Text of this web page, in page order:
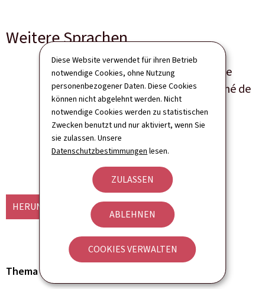
Diese Website verwendet für ihren Betrieb
notwendige Cookies, ohne Nutzung
personenbezogener Daten. Diese Cookies
können nicht abgelehnt werden. Nicht
notwendige Cookies werden zu statistischen
Zwecken benutzt und nur aktiviert, wenn Sie
sie zulassen. Unsere
Datenschutzbestimmungen lesen.
ZULASSEN
ABLEHNEN
COOKIES VERWALTEN
Weitere Sprachen
Programme national de
réforme du Grand-Duché de
Luxembourg 2019
Sprache(n)
50 seite(n)
Pdf
HERUNTERLADEN (FR, PDF - 921 KB)
Thema